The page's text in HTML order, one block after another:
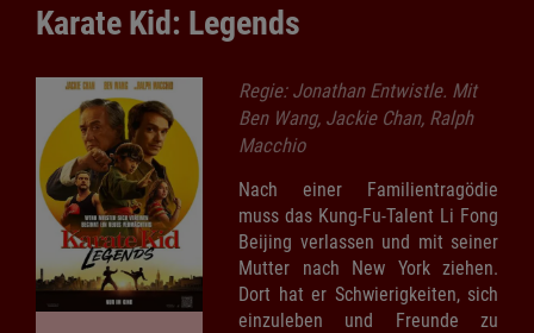
Karate Kid: Legends
Regie: Jonathan Entwistle. Mit
Ben Wang, Jackie Chan, Ralph
Macchio
Nach einer Familientragödie
muss das Kung-Fu-Talent Li Fong
Beijing verlassen und mit seiner
Mutter nach New York ziehen.
Dort hat er Schwierigkeiten, sich
einzuleben und Freunde zu